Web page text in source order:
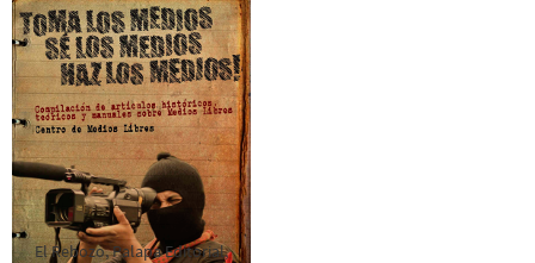
El Rebozo, Palapa Editorial,